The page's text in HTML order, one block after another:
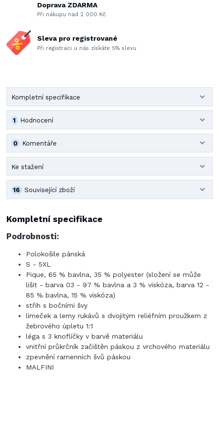
Doprava ZDARMA
Při nákupu nad 2 000 Kč
Sleva pro registrované
Při registraci u nás získáte 5% slevu
Kompletní specifikace
Hodnocení
1
Komentáře
0
Ke stažení
Související zboží
16
Kompletní specifikace
Podrobnosti:
Polokošile pánská
S - 5XL
Pique, 65 % bavlna, 35 % polyester (složení se může
lišit - barva 03 - 97 % bavlna a 3 % viskóza, barva 12 -
85 % bavlna, 15 % viskóza)
střih s bočními švy
límeček a lemy rukávů s dvojitým reliéfním proužkem z
žebrového úpletu 1:1
léga s 3 knoflíčky v barvě materiálu
vnitřní průkrčník začištěn páskou z vrchového materiálu
zpevnění ramenních švů páskou
MALFINI